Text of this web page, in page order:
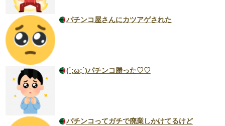
パチンコ屋さんにカツアゲされた
(´;ω;`)パチンコ勝った♡♡
パチンコってガチで廃業しかけてるけど